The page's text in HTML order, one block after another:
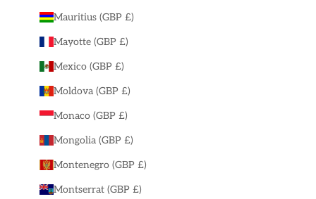
Mauritius (GBP £)
Mayotte (GBP £)
Mexico (GBP £)
Moldova (GBP £)
Monaco (GBP £)
Mongolia (GBP £)
Montenegro (GBP £)
Montserrat (GBP £)